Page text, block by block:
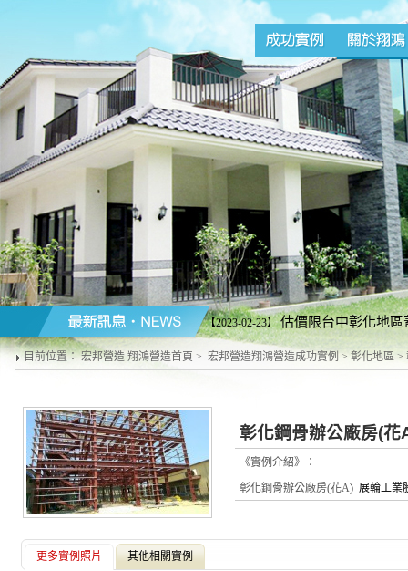
【2023-02-23】 估價限台中彰化地
營造商配合施工請勿來電)。台中
目前位置： 宏邦營造 翔鴻營造首頁 > 宏邦營造翔鴻營造成功實例 > 彰化地區 >
彰化鋼骨辦公廠房(花
《實例介紹》：
彰化鋼骨辦公廠房(花A) 展輪工業
更多實例照片 其他相關實例